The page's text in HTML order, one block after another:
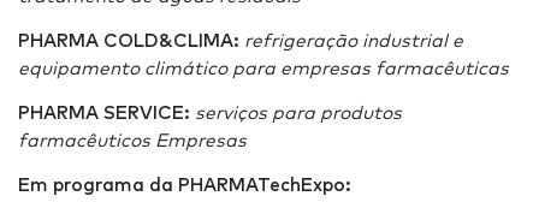
PHARMA COLD&CLIMA: refrigeração industrial e
equipamento climático para empresas farmacêuticas
PHARMA SERVICE: serviços para produtos
farmacêuticos Empresas
Em programa da PHARMATechExpo: